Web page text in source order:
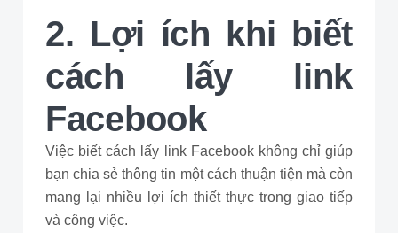
2. Lợi ích khi biết
cách lấy link
Facebook
Việc biết cách lấy link Facebook không chỉ giúp
bạn chia sẻ thông tin một cách thuận tiện mà còn
mang lại nhiều lợi ích thiết thực trong giao tiếp
và công việc.